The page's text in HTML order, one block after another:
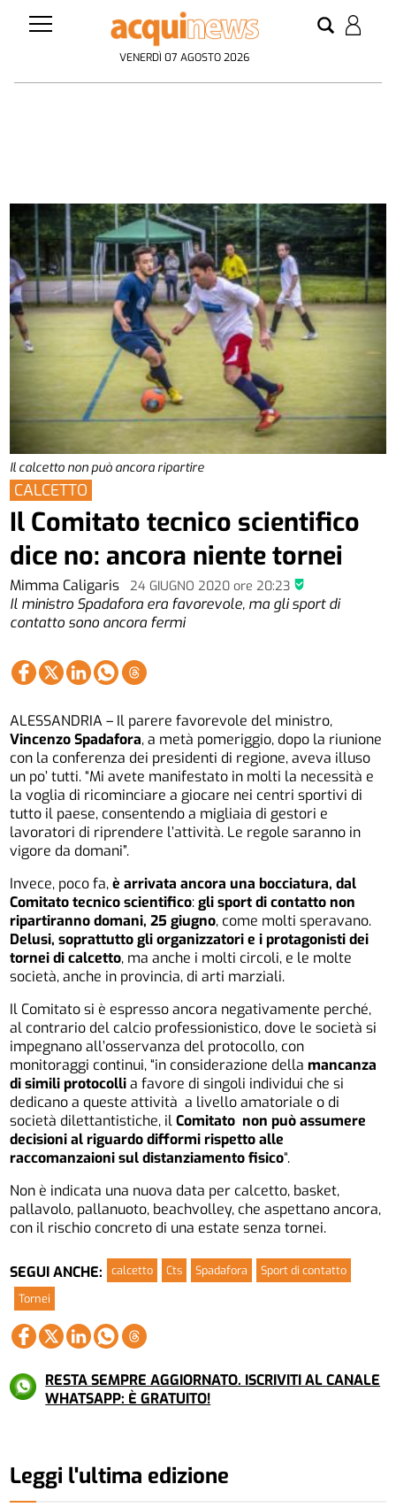
VENERDÌ 07 AGOSTO 2026
Il calcetto non può ancora ripartire
Mimma Caligaris 24 GIUGNO 2020ore 20:23
CALCETTO
Il Comitato tecnico scientifico
dice no: ancora niente tornei
Il ministro Spadafora era favorevole, ma gli sport di
contatto sono ancora fermi
ALESSANDRIA – Il parere favorevole del ministro,
Vincenzo Spadafora, a metà pomeriggio, dopo la riunione
con la conferenza dei presidenti di regione, aveva illuso
un po’ tutti. “Mi avete manifestato in molti la necessità e
la voglia di ricominciare a giocare nei centri sportivi di
tutto il paese, consentendo a migliaia di gestori e
lavoratori di riprendere l’attività. Le regole saranno in
vigore da domani”.
Invece, poco fa,è arrivata ancora una bocciatura, dal
Comitato tecnico scientifico:gli sport di contatto non
ripartiranno domani, 25 giugno, come molti speravano.
Delusi, soprattutto gli organizzatori e i protagonisti dei
tornei di calcetto, ma anche i molti circoli, e le molte
società, anche in provincia, di arti marziali.
Il Comitato si è espresso ancora negativamente perché,
al contrario del calcio professionistico, dove le società si
impegnano all’osservanza del protocollo, con
monitoraggi continui, “in considerazione della mancanza
di simili protocollia favore di singoli individui che si
dedicano a queste attività a livello amatoriale o di
società dilettantistiche, ilComitato non può assumere
decisioni al riguardo difformi rispetto alle
raccomanzaioni sul distanziamento fisico“.
Non è indicata una nuova data per calcetto, basket,
pallavolo, pallanuoto, beachvolley, che aspettano ancora,
con il rischio concreto di una estate senza tornei.
SEGUI ANCHE: calcetto Cts Spadafora
Sport di contatto
Tornei
RESTA SEMPRE AGGIORNATO. ISCRIVITI AL CANALE
WHATSAPP: È GRATUITO!
Leggi l'ultima edizione